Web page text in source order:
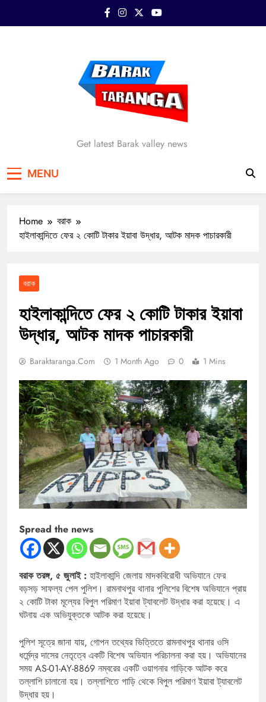
Barak Taranga
Get latest Barak valley news
MENU
Home
বরাক
হাইলাকান্দিতে ফের ২ কোটি টাকার ইয়াবা উদ্ধার, আটক মাদক পাচারকারী
বরাক
হাইলাকান্দিতে ফের ২ কোটি টাকার ইয়াবা
উদ্ধার, আটক মাদক পাচারকারী
Baraktaranga.com 1 Month Ago 0 1 Mins
Spread the news
বরাক তরঙ্গ, ৫ জুলাই : হাইলাকান্দি জেলায় মাদকবিরোধী অভিযানে ফের
বড়সড় সাফল্য পেল পুলিশ। রামনাথপুর থানার পুলিশের বিশেষ অভিযানে প্রায়
২ কোটি টাকা মূল্যের বিপুল পরিমাণ ইয়াবা ট্যাবলেট উদ্ধার করা হয়েছে। এ
ঘটনায় এক অভিযুক্তকে আটক করা হয়েছে।
পুলিশ সূত্রে জানা যায়, গোপন তথ্যের ভিত্তিতে রামনাথপুর থানার ওসি
ধর্মেন্দ্র দাসের নেতৃত্বে একটি বিশেষ অভিযান পরিচালনা করা হয়। অভিযানের
সময় AS-01-AY-8869 নম্বরের একটি ওয়াগনার গাড়িকে আটক করে
তল্লাশি চালানো হয়। তল্লাশিতে গাড়ি থেকে বিপুল পরিমাণ ইয়াবা ট্যাবলেট
উদ্ধার হয়।